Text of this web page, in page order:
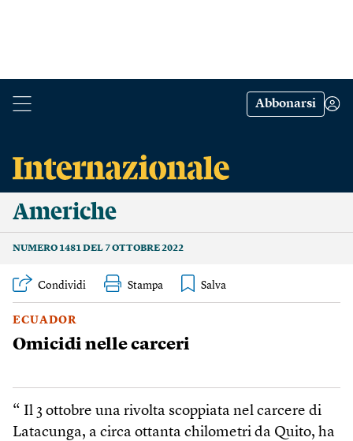
Abbonarsi
Americhe
NUMERO 1481 DEL 7 OTTOBRE 2022
Condividi Stampa
ECUADOR
Omicidi nelle carceri
“ Il 3 ottobre una rivolta scoppiata nel carcere di
Latacunga, a circa ottanta chilometri da Quito, ha